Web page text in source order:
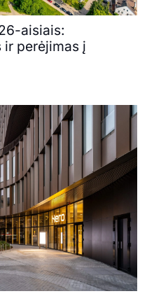
aisiais:
perėjimas į